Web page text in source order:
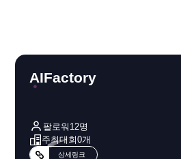
AIFactory
팔로워 12명
주최대회0개
상세링크